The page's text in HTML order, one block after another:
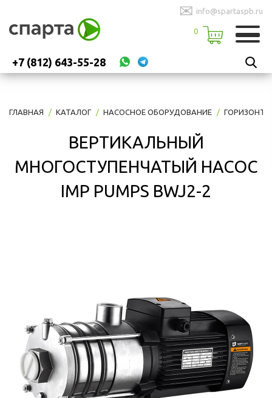
✉ info@spartaspb.ru
0
+7 (812) 643-55-28
ГЛАВНАЯ КАТАЛОГ НАСОСНОЕ ОБОРУДОВАНИЕ
ВЕРТИКАЛЬНЫЙ
МНОГОСТУПЕНЧАТЫЙ НАСОС
IMP PUMPS BWJ2-2